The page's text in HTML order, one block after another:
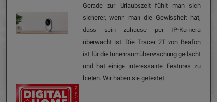
Gerade zur Urlaubszeit fühlt man sich
sicherer, wenn man die Gewissheit hat,
dass sein zuhause per IP-Kamera
überwacht ist. Die Tracer 2T von Beafon
ist für die Innenraumüberwachung gedacht
und hat einige interessante Features zu
bieten. Wir haben sie getestet.
07/2024